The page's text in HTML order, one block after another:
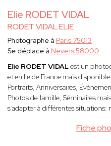
Elie RODET VIDAL
RODET VIDAL ELIE
Fiche
Photographe à Paris 75013
Se déplace à Nevers 58000
Elie RODET VIDALest un
et en Ile de France mais
Portraits, Anniversaires,
Photos de famille, Séminaires
s'adapter à différentes situations: